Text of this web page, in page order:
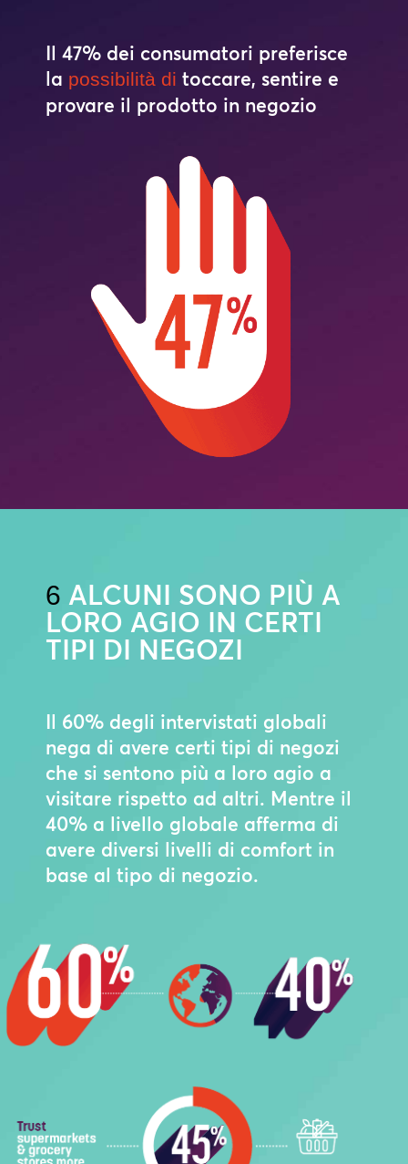
Il 47% dei consumatori preferisce
la possibilità di toccare, sentire e
provare il prodotto in negozio
6 ALCUNI SONO PIÙ A
LORO AGIO IN CERTI
TIPI DI NEGOZI
Il 60% degli intervistati globali
nega di avere certi tipi di negozi
che si sentono più a loro agio a
visitare rispetto ad altri. Mentre il
40% a livello globale afferma di
avere diversi livelli di comfort in
base al tipo di negozio.